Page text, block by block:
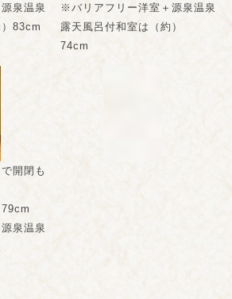
泉温泉
83cm
※バリアフリー洋室＋源泉温泉
露天風呂付和室は（約）
74cm
開閉も
79cm
泉温泉